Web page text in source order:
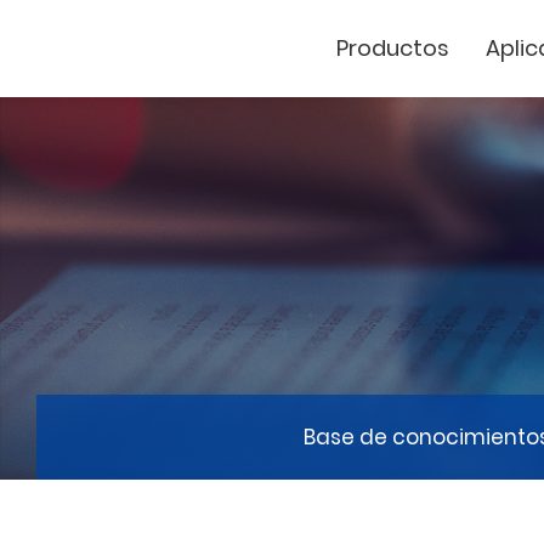
Productos
Marcador Láser
Base de